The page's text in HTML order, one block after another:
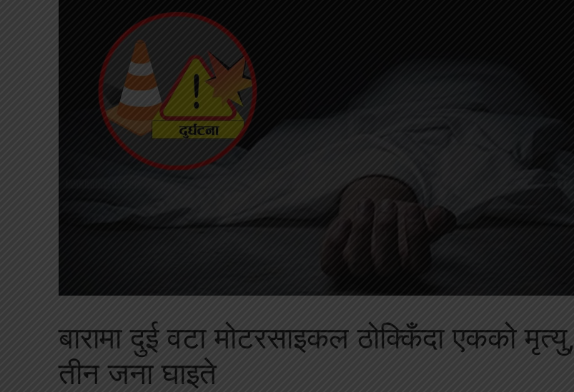
बारामा दुई वटा मोटरसाइकल ठोक्किँदा एकको मृत्यु,
तीन जना घाइते